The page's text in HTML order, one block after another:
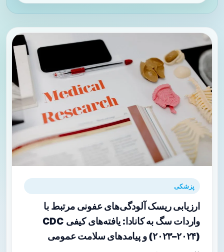
پزشکی
ارزیابی ریسک آلودگی‌های عفونی مرتبط با
واردات سگ به کانادا: یافته‌های کیفی CDC
(۲۰۲۳–۲۰۲۴) و پیامدهای سلامت عمومی